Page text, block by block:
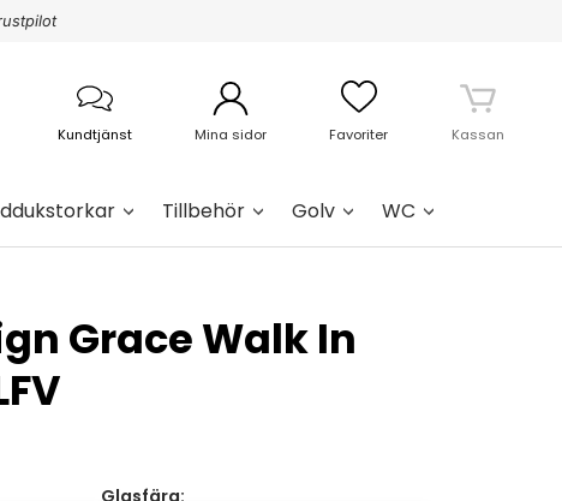
Kundtjänst Mina sidor Favoriter Kassan
Tillbehör Golv WC
Grace Walk In